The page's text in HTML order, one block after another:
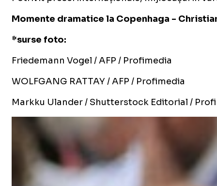
Momente dramatice la Copenhaga -
*surse foto:
Friedemann Vogel / AFP / Profimedia
WOLFGANG RATTAY / AFP / Profimedia
Markku Ulander / Shutterstock Editorial /